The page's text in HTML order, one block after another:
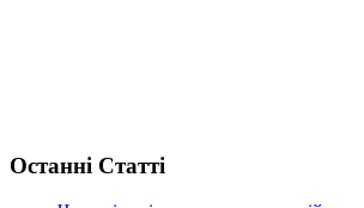
Останні Статті